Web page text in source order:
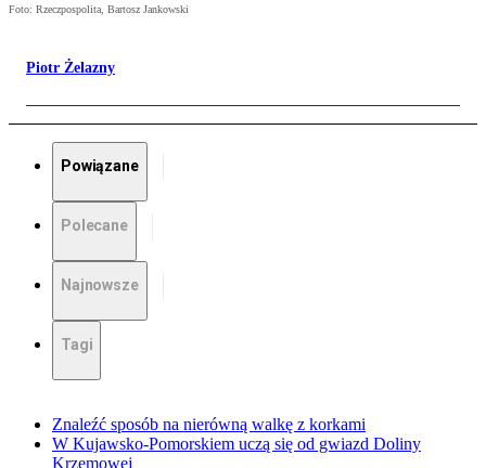
Foto: Rzeczpospolita, Bartosz Jankowski
Piotr Żelazny
Powiązane
Polecane
Najnowsze
Tagi
Znaleźć sposób na nierówną walkę z korkami
W Kujawsko-Pomorskiem uczą się od gwiazd Doliny
Krzemowej